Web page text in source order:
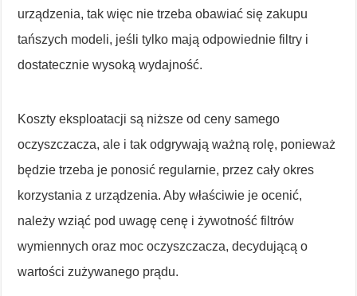
urządzenia, tak więc nie trzeba obawiać się zakupu
tańszych modeli, jeśli tylko mają odpowiednie filtry i
dostatecznie wysoką wydajność.
Koszty eksploatacji są niższe od ceny samego
oczyszczacza, ale i tak odgrywają ważną rolę, ponieważ
będzie trzeba je ponosić regularnie, przez cały okres
korzystania z urządzenia. Aby właściwie je ocenić,
należy wziąć pod uwagę cenę i żywotność filtrów
wymiennych oraz moc oczyszczacza, decydującą o
wartości zużywanego prądu.